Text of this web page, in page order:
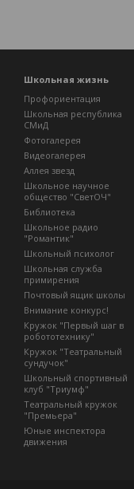
Школьная жизнь
Профориентация
Школьная республика
СМиД
Фотогалерея
Видеогалерея
Аллея звезд
Школьное научное
общество "СветОЧ"
Библиотека
Школьное радио
"Романтик"
Школьный психолог
Школьная служба
примирения
Почтовый ящик школы
Внимание конкурс!
Кружок "Первый шаг в
робототехнику"
Кружок "Театральный
сундучок"
Школьный спортивный
клуб "Триумф"
Театральный кружок
"Премьера"
Юные инспектора
движения